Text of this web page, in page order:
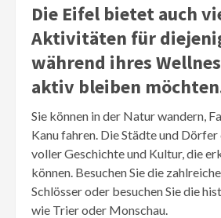
Die Eifel bietet auch
Aktivitäten für
während ihres
aktiv bleiben
Sie können in der Natur wandern,
Kanu fahren. Die Städte und
voller Geschichte und Kultur, die
können. Besuchen Sie die
Schlösser oder besuchen Sie die
wie Trier oder Monschau.